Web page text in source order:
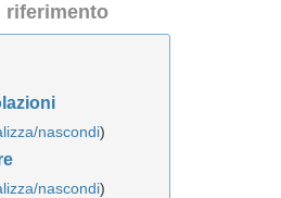
riferimento
nascondi)
nascondi)